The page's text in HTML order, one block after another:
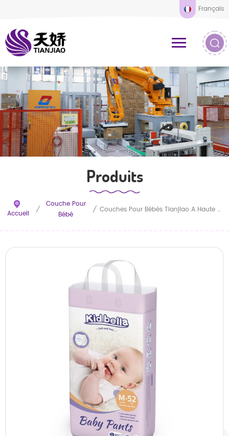
Français
Produits
Accueil /
Couche Pour
Bébé
/ Couches Pour Bébés Tianjiao À Haute Absorption, Douces Et Jetables, Personnalisables Pour Les Commandes En Gros Et Disponibles En Différents Formats D'emballage.